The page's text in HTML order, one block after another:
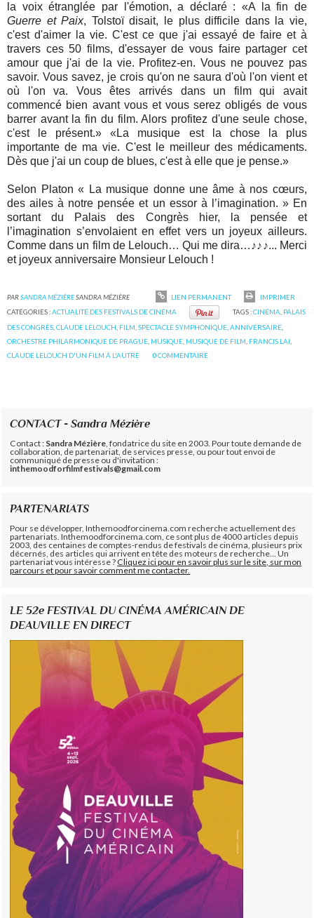
la voix étranglée par l'émotion, a déclaré : «A la fin de
Guerre et Paix, Tolstoï disait, le plus difficile dans la vie,
c'est d'aimer la vie. C'est ce que j'ai essayé de faire et à
travers ces 50 films, d'essayer de vous faire partager cet
amour que j'ai de la vie. Profitez-en. Vous ne pouvez pas
savoir. Vous savez, je crois qu'on ne saura d'où l'on vient et
où l'on va. Vous êtes arrivés dans un film qui avait
commencé bien avant vous et vous serez obligés de vous
barrer avant la fin du film. Alors profitez d'une seule chose,
c'est le présent.» «La musique est la chose la plus
importante de ma vie. C'est le meilleur des médicaments.
Dès que j'ai un coup de blues, c'est à elle que je pense.»
Selon Platon « La musique donne une âme à nos cœurs,
des ailes à notre pensée et un essor à l’imagination. » En
sortant du Palais des Congrès hier, la pensée et
l’imagination s’envolaient en effet vers un joyeux ailleurs.
Comme dans un film de Lelouch… Qui me dira…♪♪♪... Merci
et joyeux anniversaire Monsieur Lelouch !
PARSANDRA MÉZIÈRESANDRA MÉZIÈRE LIEN PERMANENT
IMPRIMER
CATÉGORIES :ACTUALITÉ DES FESTIVALS DE CINÉMA TAGS :CINÉMA, PALAIS
DES CONGRÈS,CLAUDE LELOUCH, FILM,SPECTACLE SYMPHONIQUE,ANNIVERSAIRE,
ORCHESTRE PHILARMONIQUE DE PRAGUE, MUSIQUE, MUSIQUE DE FILM, FRANCIS LAI,
CLAUDE LELOUCH D'UN FILM À L'AUTRE
0COMMENTAIRE
CONTACT - Sandra Mézière
Contact : Sandra Mézière , fondatrice du site en 2003. Pour toute demande de
collaboration, de partenariat, de services presse, ou pour tout envoi de
communiqué de presse ou d'invitation :
inthemoodforfilmfestivals@gmail.com
PARTENARIATS
Pour se développer, Inthemoodforcinema.com recherche actuellement des
partenariats. Inthemoodforcinema.com, ce sont plus de 4000 articles depuis
2003, des centaines de comptes-rendus de festivals de cinéma, plusieurs prix
décernés, des articles qui arrivent en tête des moteurs de recherche... Un
partenariat vous intéresse ?Cliquez ici pour en savoir plus sur le site, sur mon
parcours et pour savoir comment me contacter.
LE 52e FESTIVAL DU CINÉMA AMÉRICAIN DE
DEAUVILLE EN DIRECT